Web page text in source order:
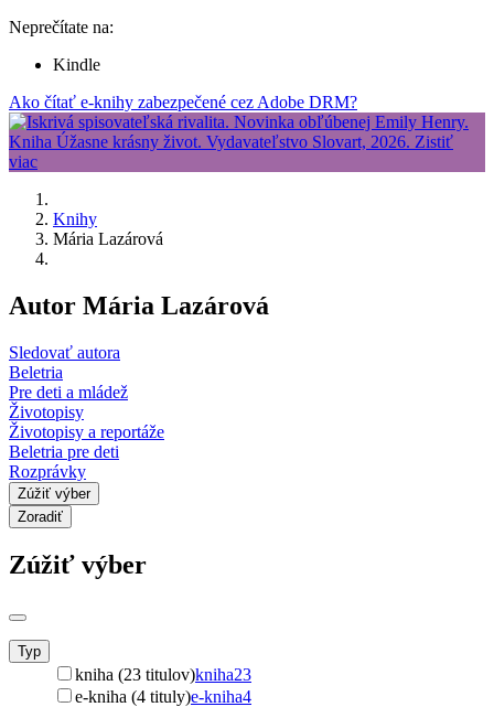
Neprečítate na:
Kindle
Ako čítať e-knihy zabezpečené cez Adobe DRM?
Knihy
Mária Lazárová
Autor Mária Lazárová
Sledovať autora
Beletria
Pre deti a mládež
Životopisy
Životopisy a reportáže
Beletria pre deti
Rozprávky
Zúžiť výber
Zoradiť
Zúžiť výber
Typ
kniha (23 titulov)kniha23
e-kniha (4 tituly)e-kniha4